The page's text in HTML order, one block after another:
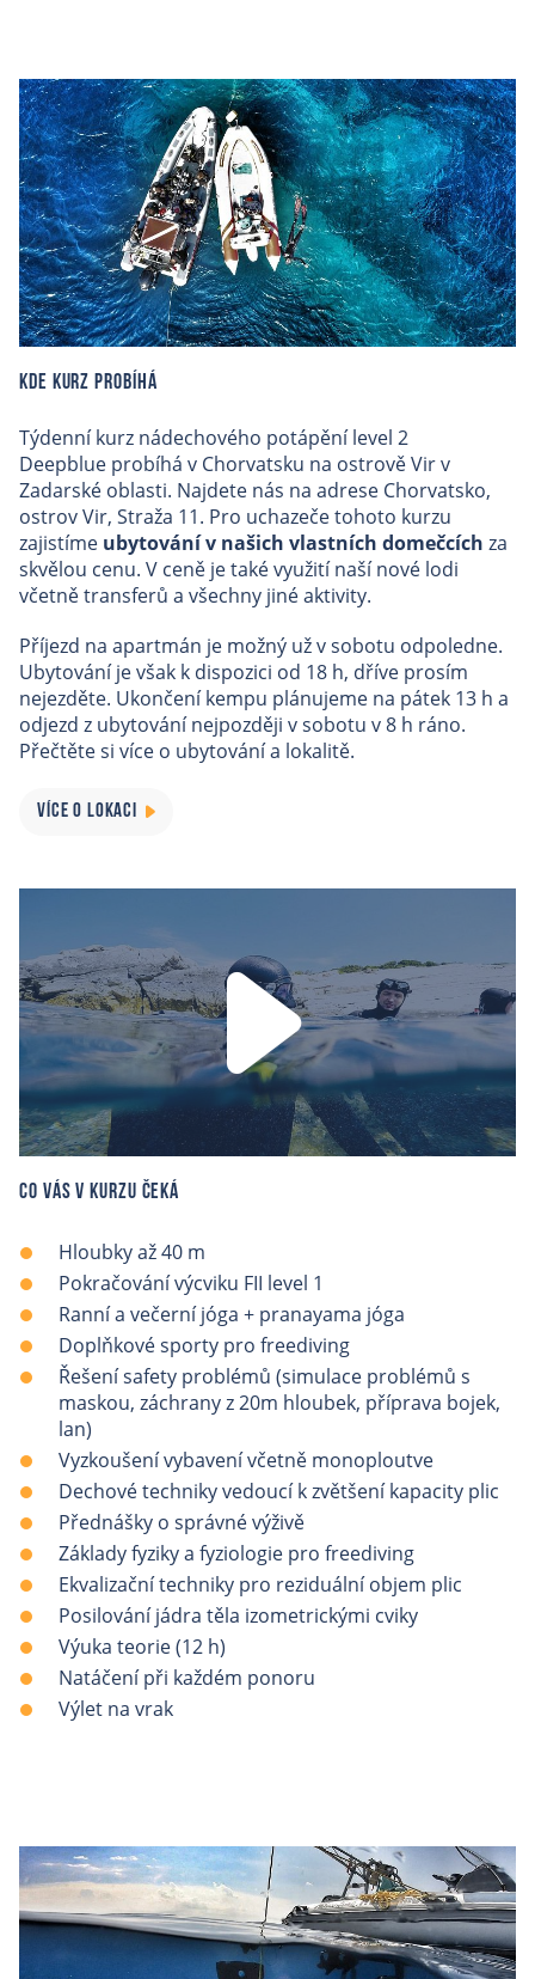
Kde kurz probíhá
Týdenní kurz nádechového potápění level 2
Deepblue probíhá v Chorvatsku na ostrově Vir v
Zadarské oblasti. Najdete nás na adrese Chorvatsko,
ostrov Vir, Straža 11. Pro uchazeče tohoto kurzu
zajistíme ubytování v našich vlastních domečcích za
skvělou cenu. V ceně je také využití naší nové lodi
včetně transferů a všechny jiné aktivity.
Příjezd na apartmán je možný už v sobotu odpoledne.
Ubytování je však k dispozici od 18 h, dříve prosím
nejezděte. Ukončení kempu plánujeme na pátek 13 h a
odjezd z ubytování nejpozději v sobotu v 8 h ráno.
Přečtěte si více o ubytování a lokalitě.
VÍCE O LOKACI
Co vás v kurzu čeká
Hloubky až 40 m
Pokračování výcviku FII level 1
Ranní a večerní jóga + pranayama jóga
Doplňkové sporty pro freediving
Řešení safety problémů (simulace problémů s
maskou, záchrany z 20m hloubek, příprava bojek,
lan)
Vyzkoušení vybavení včetně monoploutve
Dechové techniky vedoucí k zvětšení kapacity plic
Přednášky o správné výživě
Základy fyziky a fyziologie pro freediving
Ekvalizační techniky pro reziduální objem plic
Posilování jádra těla izometrickými cviky
Výuka teorie (12 h)
Natáčení při každém ponoru
Výlet na vrak